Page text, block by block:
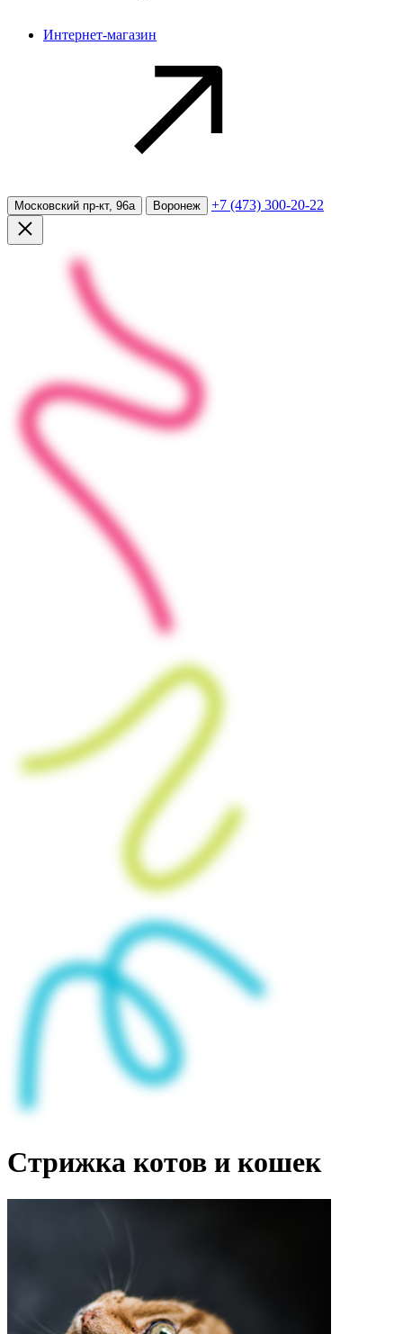
Интернет-магазин
Московский пр-кт, 96а Воронеж +7 (473) 300-20-22
Стрижка котов и кошек